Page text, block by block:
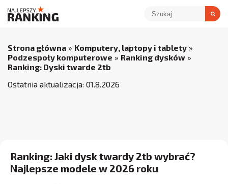
Strona główna » Komputery, laptopy i tablety »
Podzespoły komputerowe » Ranking dysków »
Ranking: Dyski twarde 2tb
Ostatnia aktualizacja: 01.8.2026
Ranking: Jaki dysk twardy 2tb wybrać?
Najlepsze modele w 2026 roku